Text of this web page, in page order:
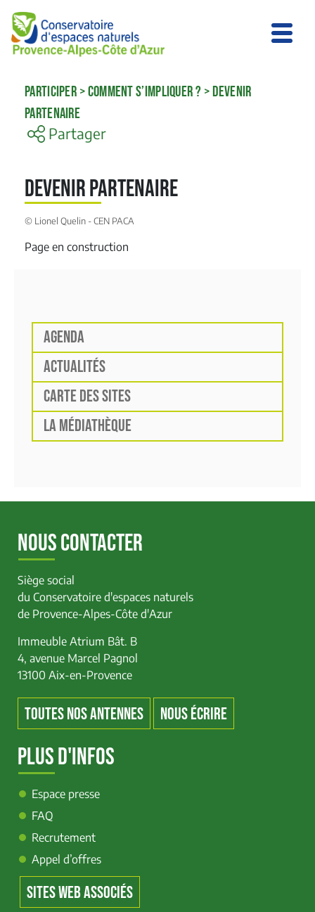
PARTICIPER >COMMENT S’IMPLIQUER ? >DEVENIR
PARTENAIRE
Partager
Devenir partenaire
© Lionel Quelin - CEN PACA
Page en construction
AGENDA
ACTUALITÉS
CARTE DES SITES
LA MÉDIATHÈQUE
NOUS CONTACTER
Siège social
du Conservatoire d'espaces naturels
de Provence-Alpes-Côte d'Azur
Immeuble Atrium Bât. B
4, avenue Marcel Pagnol
13100 Aix-en-Provence
TOUTES NOS ANTENNES NOUS ÉCRIRE
PLUS D'INFOS
Espace presse
FAQ
Recrutement
Appel d’offres
SITES WEB ASSOCIÉS